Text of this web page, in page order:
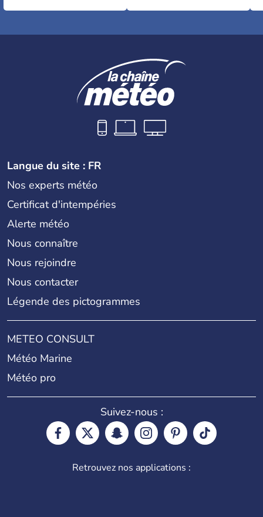
Langue du site : FR
Nos experts météo
Certificat d'intempéries
Alerte météo
Nous connaître
Nous rejoindre
Nous contacter
Légende des pictogrammes
METEO CONSULT
Météo Marine
Météo pro
Suivez-nous :
Retrouvez nos applications :